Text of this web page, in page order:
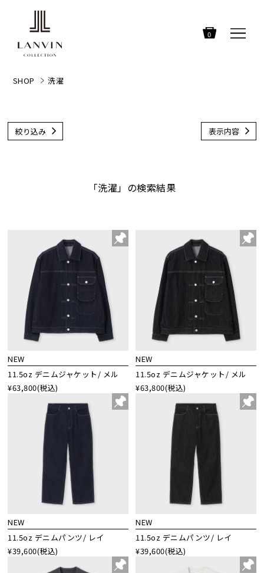
0
SHOP 洗濯
絞り込み 表示内容
「洗濯」の検索結果
NEW
11.5oz デニムジャケット/ メル
¥63,800(税込)
NEW
11.5oz デニムジャケット/ メル
¥63,800(税込)
NEW
11.5oz デニムパンツ/ レイ
¥39,600(税込)
NEW
11.5oz デニムパンツ/ レイ
¥39,600(税込)